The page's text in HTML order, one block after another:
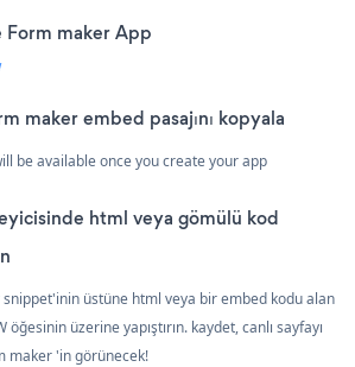
Form maker App
maker embed pasajını kopyala
be available once you create your app
html veya gömülü kod
üstüne html veya bir embed kodu alan
üzerine yapıştırın. kaydet, canlı sayfayı
maker 'in görünecek!